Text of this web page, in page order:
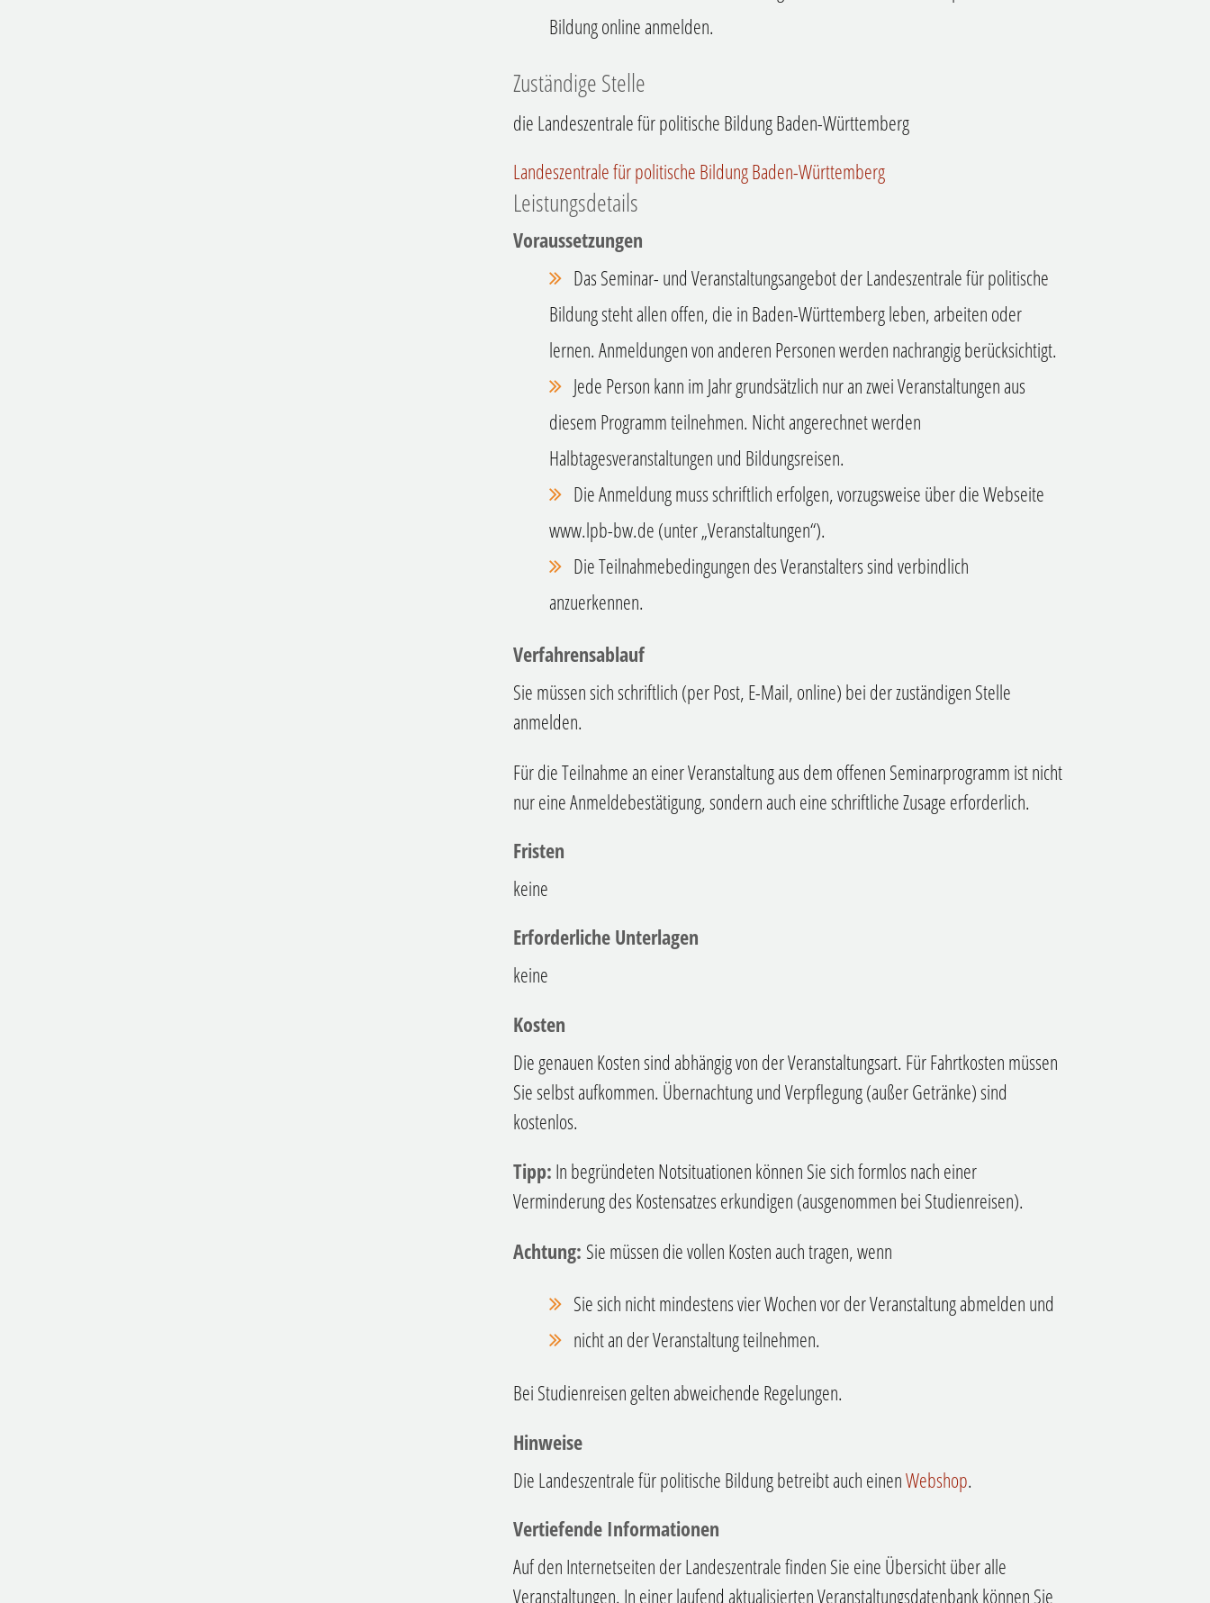
Bildung online anmelden.
Zuständige Stelle
die Landeszentrale für politische Bildung Baden-Württemberg
Landeszentrale für politische Bildung Baden-Württemberg
Leistungsdetails
Voraussetzungen
Das Seminar- und Veranstaltungsangebot der Landeszentrale für politische
Bildung steht allen offen, die in Baden-Württemberg leben, arbeiten oder
lernen. Anmeldungen von anderen Personen werden nachrangig berücksichtigt.
Jede Person kann im Jahr grundsätzlich nur an zwei Veranstaltungen aus
diesem Programm teilnehmen. Nicht angerechnet werden
Halbtagesveranstaltungen und Bildungsreisen.
Die Anmeldung muss schriftlich erfolgen, vorzugsweise über die Webseite
www.lpb-bw.de (unter „Veranstaltungen“).
DieTeilnahmebedingungen des Veranstalters sind verbindlich
anzuerkennen.
Verfahrensablauf
Sie müssen sich schriftlich (per Post, E-Mail, online) bei der zuständigen Stelle
anmelden.
Für die Teilnahme an einer Veranstaltung aus dem offenen Seminarprogramm ist nicht
nur eine Anmeldebestätigung, sondern auch eine schriftliche Zusage erforderlich.
Fristen
keine
Erforderliche Unterlagen
keine
Kosten
Die genauen Kosten sind abhängig von der Veranstaltungsart. Für Fahrtkosten müssen
Sie selbst aufkommen. Übernachtung und Verpflegung (außer Getränke) sind
kostenlos.
Tipp:In begründeten Notsituationen können Sie sich formlos nach einer
Verminderung des Kostensatzes erkundigen (ausgenommen bei Studienreisen).
Achtung: Sie müssen die vollen Kosten auch tragen, wenn
Sie sich nicht mindestens vier Wochen vor der Veranstaltung abmelden und
nicht an der Veranstaltung teilnehmen.
Bei Studienreisen gelten abweichende Regelungen.
Hinweise
Die Landeszentrale für politische Bildung betreibt auch einenWebshop.
Vertiefende Informationen
Auf den Internetseiten der Landeszentrale finden Sie eine Übersicht über alle
Veranstaltungen. In einer laufend aktualisierten Veranstaltungsdatenbank können Sie